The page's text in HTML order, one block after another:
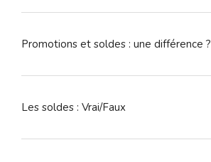
Promotions et soldes : une différence ?
Les soldes : Vrai/Faux